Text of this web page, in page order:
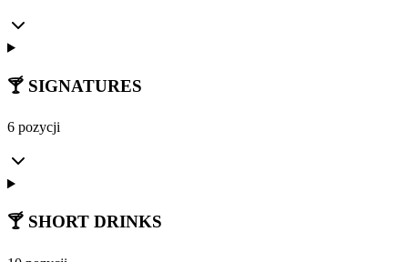
🍸 SIGNATURES
6 pozycji
🍸 SHORT DRINKS